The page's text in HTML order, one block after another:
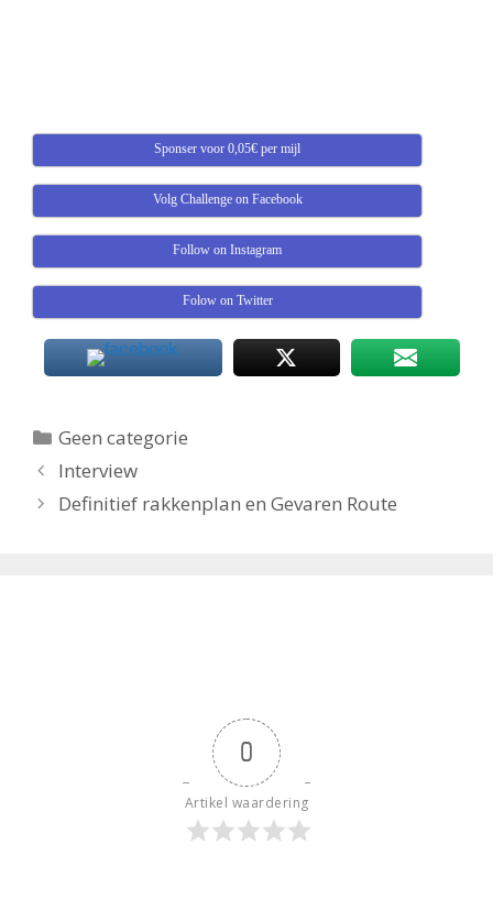
Sponser voor 0,05€ per mijl
Volg Challenge on Facebook
Follow on Instagram
Folow on Twitter
Categorieën
Geen categorie
Interview
Definitief rakkenplan en Gevaren Route
0
Artikel waardering